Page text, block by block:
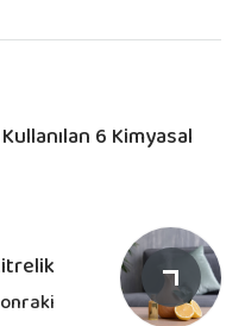
6 Kimyasal